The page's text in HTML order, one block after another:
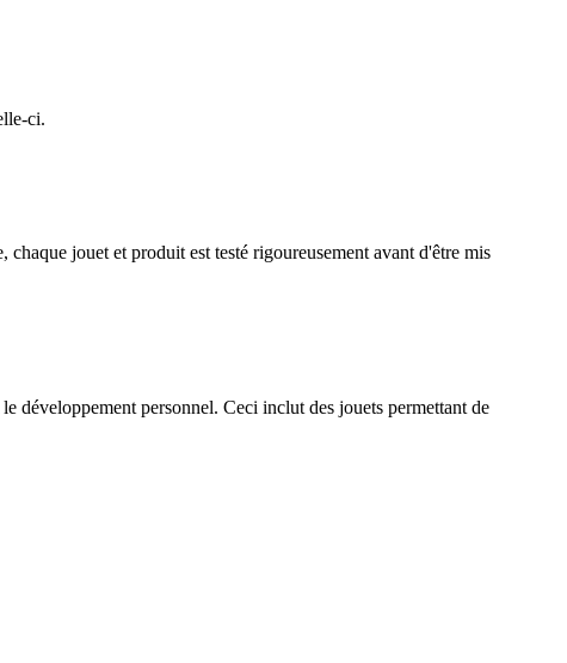
ci.
jouet et produit est testé rigoureusement avant d'être mis
développement personnel. Ceci inclut des jouets permettant de